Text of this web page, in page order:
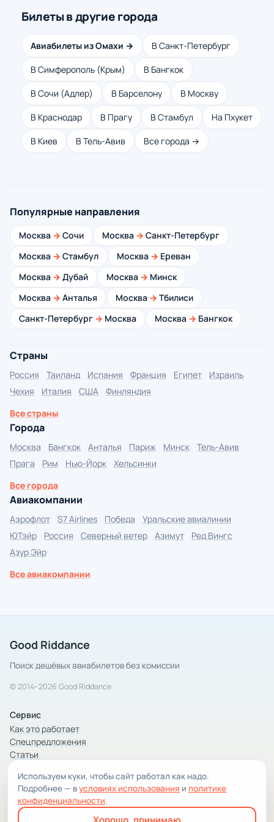
Билеты в другие города
Авиабилеты из Омахи → В Санкт-Петербург
В Симферополь (Крым) В Бангкок
В Сочи (Адлер) В Барселону В Москву
В Краснодар В Прагу В Стамбул На Пхукет
В Киев В Тель-Авив Все города →
Популярные направления
Москва → Сочи Москва → Санкт-Петербург
Москва → Стамбул Москва → Ереван
Москва → Дубай Москва → Минск
Москва → Анталья Москва → Тбилиси
Санкт-Петербург → Москва Москва → Бангкок
Страны
Россия Таиланд Испания Франция Египет
Израиль
Чехия
Италия США
Финляндия
Все страны
Города
Москва Бангкок Анталья Париж Минск
Тель-Авив
Прага
Рим Нью-Йорк
Хельсинки
Все города
Авиакомпании
Аэрофлот S7 Airlines Победа
Уральские авиалинии
ЮТэйр
Россия Северный ветер Азимут
Ред Вингс
Азур Эйр
Все авиакомпании
Good Riddance
Поиск дешёвых авиабилетов без комиссии
© 2014–2026 Good Riddance
Сервис
Как это работает
Спецпредложения
Статьи
Компания
Компания и контакты
Условия использования
Используем куки, чтобы сайт работал как надо.
Подробнее — вусловиях использования и политике
конфиденциальности.